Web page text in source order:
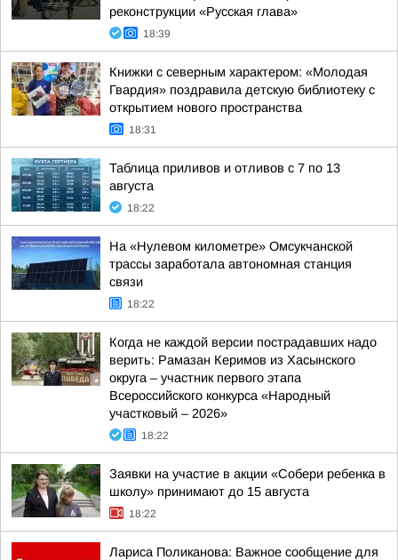
реконструкции «Русская глава»
18:39
Книжки с северным характером: «Молодая
Гвардия» поздравила детскую библиотеку с
открытием нового пространства
18:31
Таблица приливов и отливов с 7 по 13
августа
18:22
На «Нулевом километре» Омсукчанской
трассы заработала автономная станция
связи
18:22
Когда не каждой версии пострадавших надо
верить: Рамазан Керимов из Хасынского
округа – участник первого этапа
Всероссийского конкурса «Народный
участковый – 2026»
18:22
Заявки на участие в акции «Собери ребенка в
школу» принимают до 15 августа
18:22
Лариса Поликанова: Важное сообщение для